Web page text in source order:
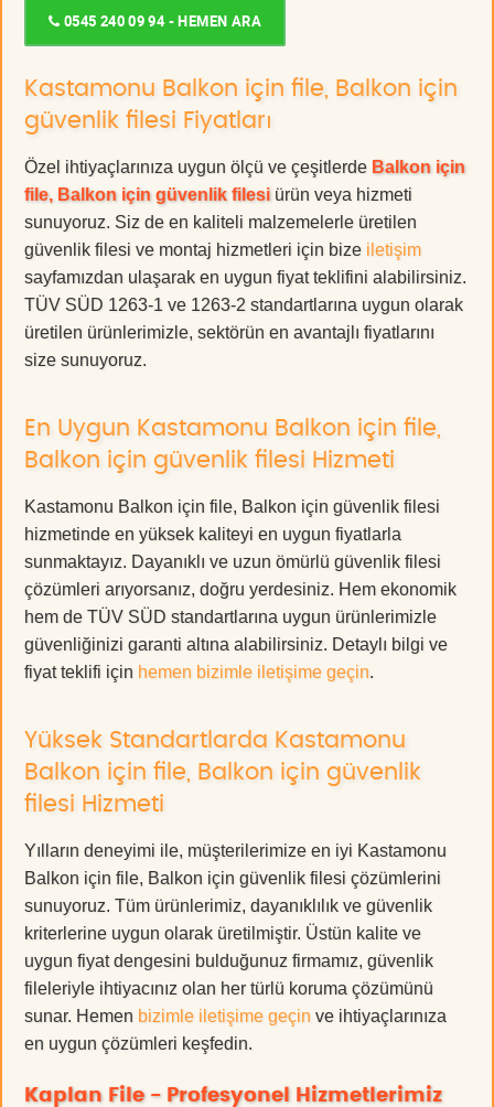
0545 240 09 94 - HEMEN ARA
Kastamonu Balkon için file, Balkon için
güvenlik filesi Fiyatları
Özel ihtiyaçlarınıza uygun ölçü ve çeşitlerde Balkon için
file, Balkon için güvenlik filesi ürün veya hizmeti
sunuyoruz. Siz de en kaliteli malzemelerle üretilen
güvenlik filesi ve montaj hizmetleri için bize iletişim
sayfamızdan ulaşarak en uygun fiyat teklifini alabilirsiniz.
TÜV SÜD 1263-1 ve 1263-2 standartlarına uygun olarak
üretilen ürünlerimizle, sektörün en avantajlı fiyatlarını
size sunuyoruz.
En Uygun Kastamonu Balkon için file,
Balkon için güvenlik filesi Hizmeti
Kastamonu Balkon için file, Balkon için güvenlik filesi
hizmetinde en yüksek kaliteyi en uygun fiyatlarla
sunmaktayız. Dayanıklı ve uzun ömürlü güvenlik filesi
çözümleri arıyorsanız, doğru yerdesiniz. Hem ekonomik
hem de TÜV SÜD standartlarına uygun ürünlerimizle
güvenliğinizi garanti altına alabilirsiniz. Detaylı bilgi ve
fiyat teklifi için hemen bizimle iletişime geçin.
Yüksek Standartlarda Kastamonu
Balkon için file, Balkon için güvenlik
filesi Hizmeti
Yılların deneyimi ile, müşterilerimize en iyi Kastamonu
Balkon için file, Balkon için güvenlik filesi çözümlerini
sunuyoruz. Tüm ürünlerimiz, dayanıklılık ve güvenlik
kriterlerine uygun olarak üretilmiştir. Üstün kalite ve
uygun fiyat dengesini bulduğunuz firmamız, güvenlik
fileleriyle ihtiyacınız olan her türlü koruma çözümünü
sunar. Hemen bizimle iletişime geçin ve ihtiyaçlarınıza
en uygun çözümleri keşfedin.
Kaplan File - Profesyonel Hizmetlerimiz